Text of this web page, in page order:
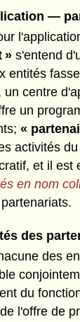
—
» s'entend
entités
un centre
un
«
activités
et il est
en nom
des
des
du
l'offre de